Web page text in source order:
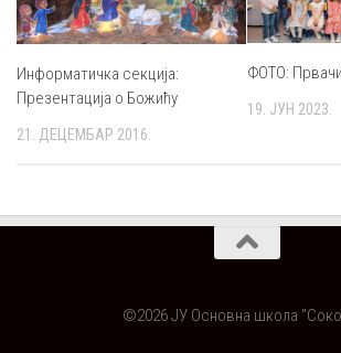
Информатичка секција:
Презентација о Божићу
21. ДЕЦЕМБАР 2016.
ФОТО:
19. ЈУН 2023.
©2026 ЈУ Основна школа